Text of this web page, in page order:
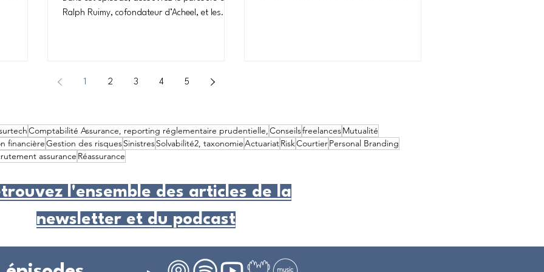
vos
Ralph Ruimy, cofondateur d’Acheel, et les
compagnie d’assurance : de l’idée initiale à
équipe. L’épisode met en lumière les choix
stratégiques qui ont permis à Acheel de se
développer
1 2 3 4 5
Comptabilité Assurance, reporting réglementaire prudentielle,ConseilsfreelancesMutualité
financièreGestion des risquesSinistresSolvabilité2, taxonomieActuariatRiskCourtierPersonal Branding
assurance Réassurance
l'ensemble des articles de la
newsletter et du podcast